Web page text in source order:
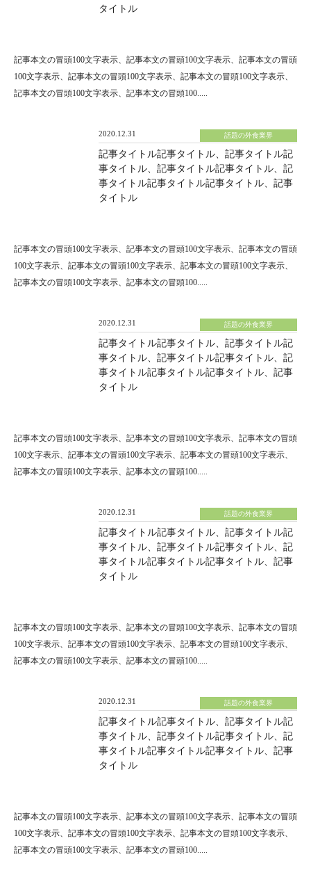
タイトル
記事本文の冒頭100文字表示、記事本文の冒頭100文字表示、記事本文の冒頭
100文字表示、記事本文の冒頭100文字表示、記事本文の冒頭100文字表示、
記事本文の冒頭100文字表示、記事本文の冒頭100.....
2020.12.31 話題の外食業界
記事タイトル記事タイトル、記事タイトル記
事タイトル、記事タイトル記事タイトル、記
事タイトル記事タイトル記事タイトル、記事
タイトル
記事本文の冒頭100文字表示、記事本文の冒頭100文字表示、記事本文の冒頭
100文字表示、記事本文の冒頭100文字表示、記事本文の冒頭100文字表示、
記事本文の冒頭100文字表示、記事本文の冒頭100.....
2020.12.31 話題の外食業界
記事タイトル記事タイトル、記事タイトル記
事タイトル、記事タイトル記事タイトル、記
事タイトル記事タイトル記事タイトル、記事
タイトル
記事本文の冒頭100文字表示、記事本文の冒頭100文字表示、記事本文の冒頭
100文字表示、記事本文の冒頭100文字表示、記事本文の冒頭100文字表示、
記事本文の冒頭100文字表示、記事本文の冒頭100.....
2020.12.31 話題の外食業界
記事タイトル記事タイトル、記事タイトル記
事タイトル、記事タイトル記事タイトル、記
事タイトル記事タイトル記事タイトル、記事
タイトル
記事本文の冒頭100文字表示、記事本文の冒頭100文字表示、記事本文の冒頭
100文字表示、記事本文の冒頭100文字表示、記事本文の冒頭100文字表示、
記事本文の冒頭100文字表示、記事本文の冒頭100.....
2020.12.31 話題の外食業界
記事タイトル記事タイトル、記事タイトル記
事タイトル、記事タイトル記事タイトル、記
事タイトル記事タイトル記事タイトル、記事
タイトル
記事本文の冒頭100文字表示、記事本文の冒頭100文字表示、記事本文の冒頭
100文字表示、記事本文の冒頭100文字表示、記事本文の冒頭100文字表示、
記事本文の冒頭100文字表示、記事本文の冒頭100.....